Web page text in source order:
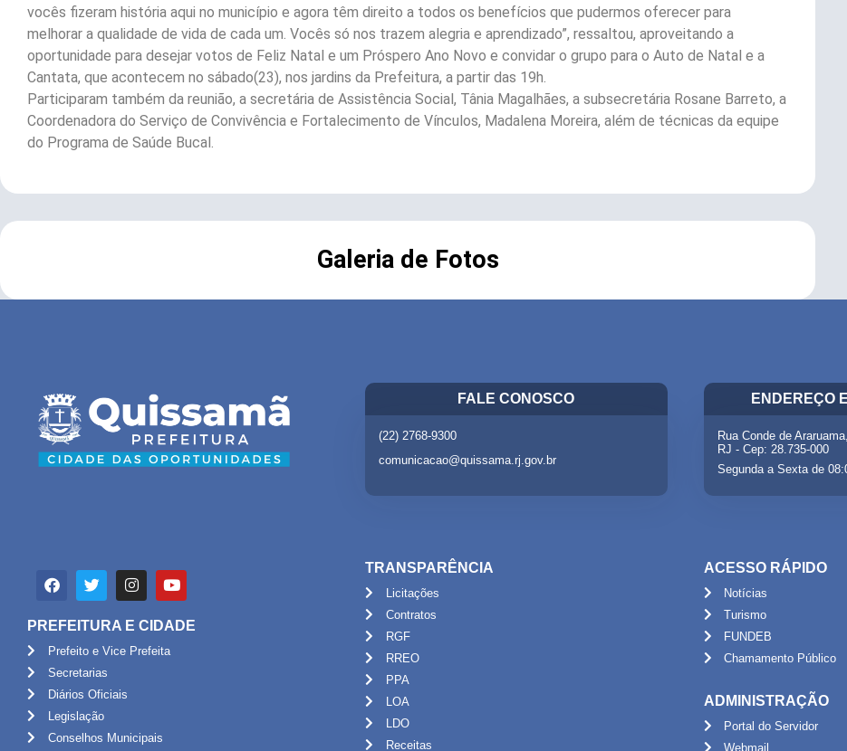
vocês fizeram história aqui no município e agora têm direito a todos os benefícios que pudermos oferecer para
melhorar a qualidade de vida de cada um. Vocês só nos trazem alegria e aprendizado”, ressaltou, aproveitando a
oportunidade para desejar votos de Feliz Natal e um Próspero Ano Novo e convidar o grupo para o Auto de Natal e a
Cantata, que acontecem no sábado(23), nos jardins da Prefeitura, a partir das 19h.
Participaram também da reunião, a secretária de Assistência Social, Tânia Magalhães, a subsecretária Rosane Barreto, a
Coordenadora do Serviço de Convivência e Fortalecimento de Vínculos, Madalena Moreira, além de técnicas da equipe
do Programa de Saúde Bucal.
Galeria de Fotos
FALE CONOSCO
(22) 2768-9300
comunicacao@quissama.rj.gov.br
ENDEREÇO
Rua Conde de
RJ - Cep: 28.735-000
Segunda a Sexta de
PREFEITURA E CIDADE
Prefeito e Vice Prefeita
Secretarias
Diários Oficiais
Legislação
Conselhos Municipais
TRANSPARÊNCIA
Licitações
Contratos
RGF
RREO
PPA
LOA
LDO
Receitas
ACESSO RÁPIDO
Notícias
Turismo
FUNDEB
Chamamento Público
ADMINISTRAÇÃO
Portal do Servidor
Webmail